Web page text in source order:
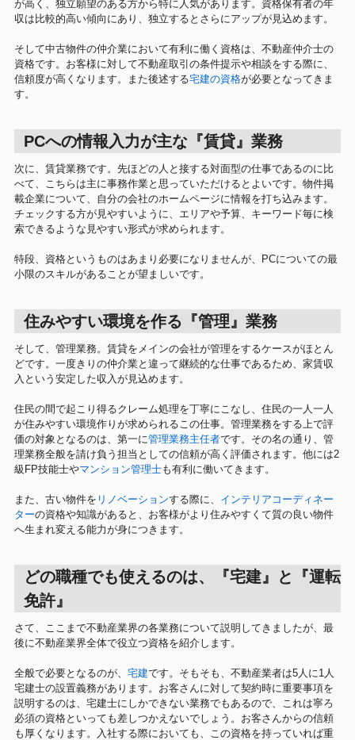
が高く、独立願望のある方から特に人気があります。資格保有者の年
収は比較的高い傾向にあり、独立するとさらにアップが見込めます。
そして中古物件の仲介業において有利に働く資格は、不動産仲介士の
資格です。お客様に対して不動産取引の条件提示や相談をする際に、
信頼度が高くなります。また後述する宅建の資格が必要となってきま
す。
PCへの情報入力が主な『賃貸』業務
次に、賃貸業務です。先ほどの人と接する対面型の仕事であるのに比
べて、こちらは主に事務作業と思っていただけるとよいです。物件掲
載企業について、自分の会社のホームページに情報を打ち込みます。
チェックする方が見やすいように、エリアや予算、キーワード毎に検
索できるような見やすい形式が求められます。
特段、資格というものはあまり必要になりませんが、PCについての最
小限のスキルがあることが望ましいです。
住みやすい環境を作る『管理』業務
そして、管理業務。賃貸をメインの会社が管理をするケースがほとん
どです。一度きりの仲介業と違って継続的な仕事であるため、家賃収
入という安定した収入が見込めます。
住民の間で起こり得るクレーム処理を丁寧にこなし、住民の一人一人
が住みやすい環境作りが求められるこの仕事。管理業務をする上で評
価の対象となるのは、第一に管理業務主任者です。その名の通り、管
理業務全般を請け負う担当としての信頼が高く評価されます。他には2
級FP技能士やマンション管理士も有利に働いてきます。
また、古い物件を リノベーションする際に、 インテリアコーディネー
ターの資格や知識があると、お客様がより住みやすくて質の良い物件
へ生まれ変える能力が身につきます。
どの職種でも使えるのは、『宅建』と『運転
免許』
さて、ここまで不動産業界の各業務について説明してきましたが、最
後に不動産業界全体で役立つ資格を紹介します。
全般で必要となるのが、 宅建です。そもそも、不動産業者は5人に1人
宅建士の設置義務があります。お客さんに対して契約時に重要事項を
説明するのは、宅建士にしかできない業務でもあるので、これは寧ろ
必須の資格といっても差しつかえないでしょう。お客さんからの信頼
も厚くなります。入社する際においても、この資格を持っていれば重